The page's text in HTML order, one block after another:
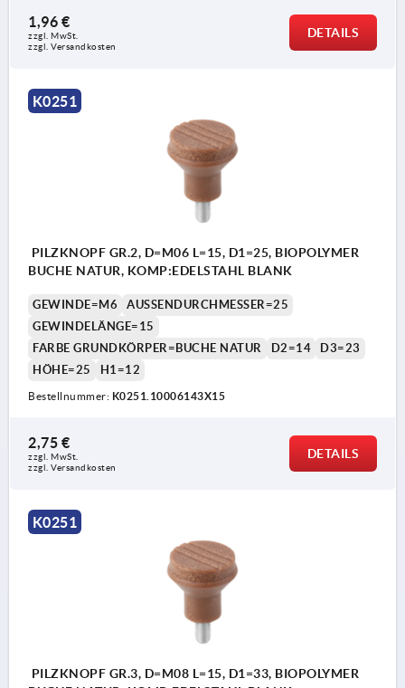
1,96 €
zzgl. MwSt.
zzgl. Versandkosten
DETAILS
K0251
PILZKNOPF GR.2, D=M06 L=15, D1=25, BIOPOLYMER
BUCHE NATUR, KOMP:EDELSTAHL BLANK
GEWINDE=M6
AUSSENDURCHMESSER=25
GEWINDELÄNGE=15
FARBE GRUNDKÖRPER=BUCHE NATUR
D2=14
D3=23
HÖHE=25
H1=12
Bestellnummer: K0251.10006143X15
2,75 €
zzgl. MwSt.
zzgl. Versandkosten
DETAILS
K0251
PILZKNOPF GR.3, D=M08 L=15, D1=33, BIOPOLYMER